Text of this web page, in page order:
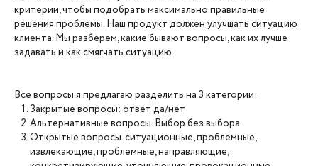
критерии, чтобы подобрать максимально правильные
решения проблемы. Наш продукт должен улучшать ситуацию
клиента. Мы разберем, какие бывают вопросы, как их лучше
задавать и как смягчать ситуацию.
Все вопросы я предлагаю разделить на 3 категории:
Закрытые вопросы: ответ да/нет
Альтернативные вопросы. Выбор без выбора
Открытые вопросы. ситуационные, проблемные,
извлекающие, проблемные, направляющие,